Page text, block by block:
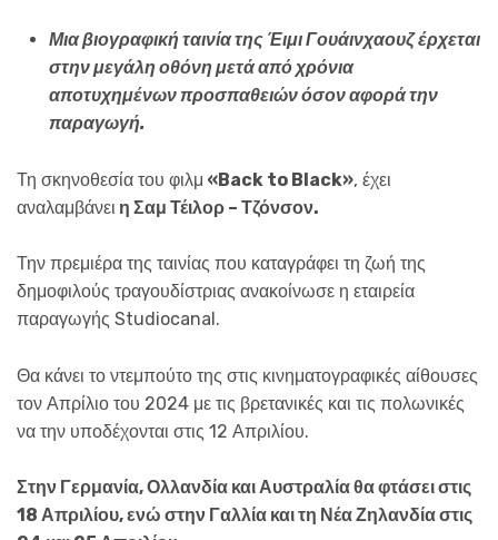
Μια βιογραφική ταινία της Έιμι Γουάινχαουζ έρχεται
στην μεγάλη οθόνη μετά από χρόνια
αποτυχημένων προσπαθειών όσον αφορά την
παραγωγή.
Τη σκηνοθεσία του φιλμ «Back to Black», έχει
αναλαμβάνει η Σαμ Τέιλορ – Τζόνσον.
Την πρεμιέρα της ταινίας που καταγράφει τη ζωή της
δημοφιλούς τραγουδίστριας ανακοίνωσε η εταιρεία
παραγωγής Studiocanal.
Θα κάνει το ντεμπούτο της στις κινηματογραφικές αίθουσες
τον Απρίλιο του 2024 με τις βρετανικές και τις πολωνικές
να την υποδέχονται στις 12 Απριλίου.
Στην Γερμανία, Ολλανδία και Αυστραλία θα φτάσει στις
18 Απριλίου, ενώ στην Γαλλία και τη Νέα Ζηλανδία στις